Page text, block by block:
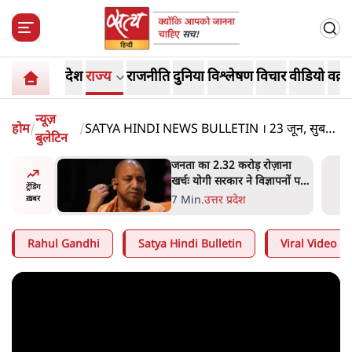
देशराज्य राजनीतिदुनियाविश्लेषणविचारवीडियो
होम/
न्यूज़
बुलेटिन
/SATYA HINDI NEWS BULLETIN । 23 जून, सुबह
ट्रेंडिंग
ख़बर
का
हैं'
जनता का 2.32 करोड़ रोज़ाना
खर्चः योगी सरकार ने विज्ञापनों पर
उड़ाने में मोदी 3.0 को भी पीछे
7 Min.उत्तर प्रदेश
Rahul Gandhi Satya Hindi Bulletin Viral Video